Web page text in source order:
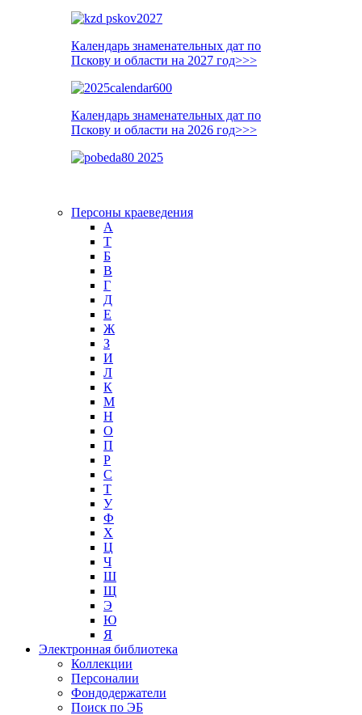
Календарь знаменательных дат по
Пскову и области на 2027 год>>>
Календарь знаменательных дат по
Пскову и области на 2026 год>>>
Персоны краеведения
А
T
Б
В
Г
Д
Е
Ж
З
И
Л
К
М
Н
О
П
Р
С
Т
У
Ф
Х
Ц
Ч
Ш
Щ
Э
Ю
Я
Электронная библиотека
Коллекции
Персоналии
Фондодержатели
Поиск по ЭБ